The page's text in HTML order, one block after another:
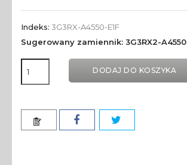
Indeks: 3G3RX-A4550-E1F
Sugerowany zamiennik: 3G3RX2-A4550
DODAJ DO KOSZYKA